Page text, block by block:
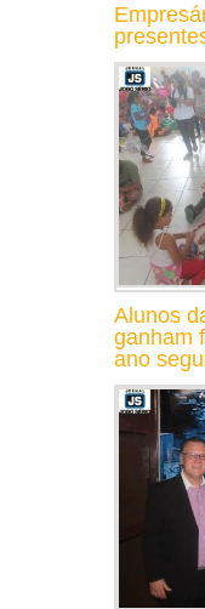
Alunos
ganham
ano